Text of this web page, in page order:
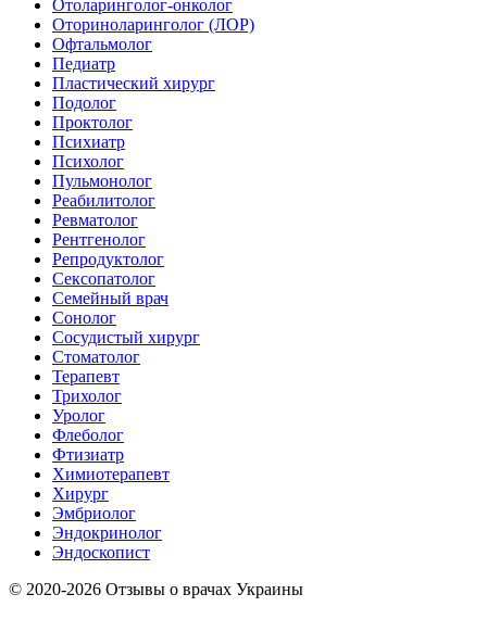
Отоларинголог-онколог
Оториноларинголог (ЛОР)
Офтальмолог
Педиатр
Пластический хирург
Подолог
Проктолог
Психиатр
Психолог
Пульмонолог
Реабилитолог
Ревматолог
Рентгенолог
Репродуктолог
Сексопатолог
Семейный врач
Сонолог
Сосудистый хирург
Стоматолог
Терапевт
Трихолог
Уролог
Флеболог
Фтизиатр
Химиотерапевт
Хирург
Эмбриолог
Эндокринолог
Эндоскопист
© 2020-2026 Отзывы о врачах Украины